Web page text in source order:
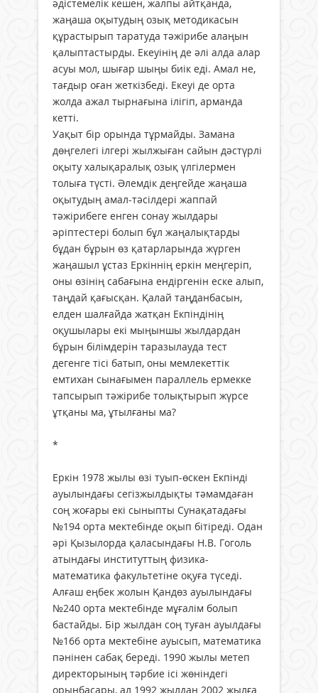
әдістемелік кешен, жалпы айтқанда,
жаңаша оқытудың озық методикасын
құрастырып таратуда тәжірибе алаңын
қалыптастырды. Екеуінің де әлі алда алар
асуы мол, шығар шыңы биік еді. Амал не,
тағдыр оған жеткізбеді. Екеуі де орта
жолда ажал тырнағына ілігіп, арманда
кетті.
Уақыт бір орында тұрмайды. Замана
дөңгелегі ілгері жылжыған сайын дәстүрлі
оқыту халықаралық озық үлгілермен
толыға түсті. Әлемдік деңгейде жаңаша
оқытудың амал-тәсілдері жаппай
тәжірибеге енген сонау жылдары
әріптестері болып бұл жаңалықтарды
бұдан бұрын өз қатарларында жүрген
жаңашыл ұстаз Еркіннің еркін меңгеріп,
оны өзінің сабағына ендіргенін еске алып,
таңдай қағысқан. Қалай таңданбасын,
елден шалғайда жатқан Екпіндінің
оқушылары екі мыңыншы жылдардан
бұрын білімдерін таразылауда тест
дегенге тісі батып, оны мемлекеттік
емтихан сынағымен параллель ермекке
тапсырып тәжірибе толықтырып жүрсе
ұтқаны ма, ұтылғаны ма?
*
Еркін 1978 жылы өзі туып-өскен Екпінді
ауылындағы сегізжылдықты тәмамдаған
соң жоғары екі сыныпты Сунақатадағы
№194 орта мектебінде оқып бітіреді. Одан
әрі Қызылорда қаласындағы Н.В. Гоголь
атындағы институттың физика-
математика факультетіне оқуға түседі.
Алғаш еңбек жолын Қандөз ауылындағы
№240 орта мектебінде мұғалім болып
бастайды. Бір жылдан соң туған ауылдағы
№166 орта мектебіне ауысып, математика
пәнінен сабақ береді. 1990 жылы метеп
директорының тәрбие ісі жөніндегі
орынбасары, ал 1992 жылдан 2002 жылға